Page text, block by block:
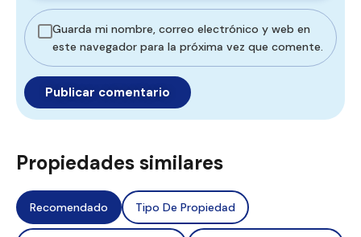
Guarda mi nombre, correo electrónico y web en
este navegador para la próxima vez que comente.
Propiedades similares
Recomendado Tipo De Propiedad